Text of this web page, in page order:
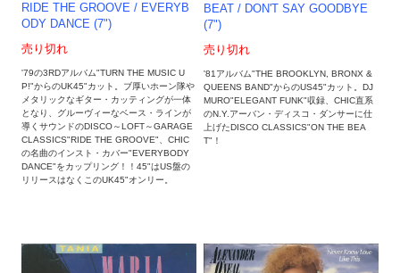
RIDE THE GROOVE / EVERYB
ODY DANCE (7")
売り切れ
'79の3RDアルバム"TURN THE MUSIC U
P!"からのUK45"カット。ブ厚いホーン隊や
メタリックなギター・カッティングが一体
となり、グルーヴィーなベース・ラインが
導くサウンドのDISCO～LOFT～GARAGE
CLASSICS"RIDE THE GROOVE"、CHIC
の名曲のインスト・カバー"EVERYBODY
DANCE"をカップリング！！45"はUS盤の
リリースはなくこのUK45"オンリー。
BEAT / DON'T SAY GOODBYE
(7")
売り切れ
'81アルバム"THE BROOKLYN, BRONX &
QUEENS BAND"からのUS45"カット。DJ
MURO"ELEGANT FUNK"収録、CHIC直系
のN.Y.アーバン・ディスコ・ダンサーに仕
上げたDISCO CLASSICS"ON THE BEA
T"！